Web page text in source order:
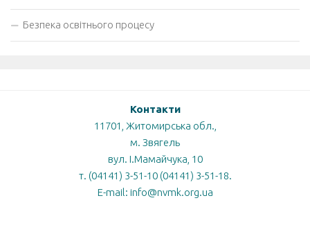
Безпека освітнього процесу
Контакти
11701, Житомирська обл.,
м. Звягель
вул. І.Мамайчука, 10
т. (04141) 3-51-10 (04141) 3-51-18.
E-mail: info@nvmk.org.ua